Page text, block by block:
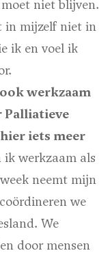
niet blijven.
in mijzelf niet in
ik en voel ik
werkzaam
iets meer
ik werkzaam als
neemt mijn
we
We
door mensen